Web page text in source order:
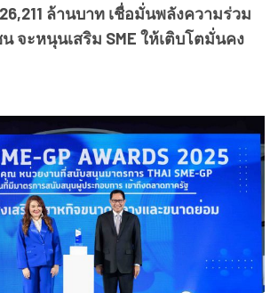
ล้านบาท เชื่อมั่นพลังความร่วม
จะหนุนเสริม SME ให้เติบโตมั่นคง